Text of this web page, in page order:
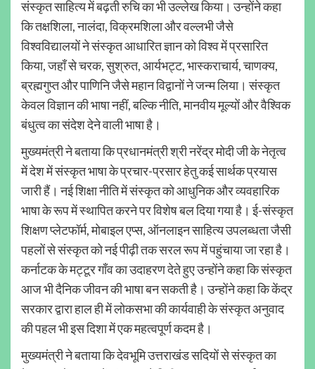
संस्कृत साहित्य में बढ़ती रुचि का भी उल्लेख किया। उन्होंने कहा
कि तक्षशिला, नालंदा, विक्रमशिला और वल्लभी जैसे
विश्वविद्यालयों ने संस्कृत आधारित ज्ञान को विश्व में प्रसारित
किया, जहाँ से चरक, सुश्रुत, आर्यभट्ट, भास्कराचार्य, चाणक्य,
ब्रह्मगुप्त और पाणिनि जैसे महान विद्वानों ने जन्म लिया। संस्कृत
केवल विज्ञान की भाषा नहीं, बल्कि नीति, मानवीय मूल्यों और वैश्विक
बंधुत्व का संदेश देने वाली भाषा है।
मुख्यमंत्री ने बताया कि प्रधानमंत्री श्री नरेंद्र मोदी जी के नेतृत्व
में देश में संस्कृत भाषा के प्रचार-प्रसार हेतु कई सार्थक प्रयास
जारी हैं। नई शिक्षा नीति में संस्कृत को आधुनिक और व्यवहारिक
भाषा के रूप में स्थापित करने पर विशेष बल दिया गया है। ई-संस्कृत
शिक्षण प्लेटफॉर्म, मोबाइल एप्स, ऑनलाइन साहित्य उपलब्धता जैसी
पहलों से संस्कृत को नई पीढ़ी तक सरल रूप में पहुंचाया जा रहा है।
कर्नाटक के मट्टूर गाँव का उदाहरण देते हुए उन्होंने कहा कि संस्कृत
आज भी दैनिक जीवन की भाषा बन सकती है। उन्होंने कहा कि केंद्र
सरकार द्वारा हाल ही में लोकसभा की कार्यवाही के संस्कृत अनुवाद
की पहल भी इस दिशा में एक महत्वपूर्ण कदम है।
मुख्यमंत्री ने बताया कि देवभूमि उत्तराखंड सदियों से संस्कृत का